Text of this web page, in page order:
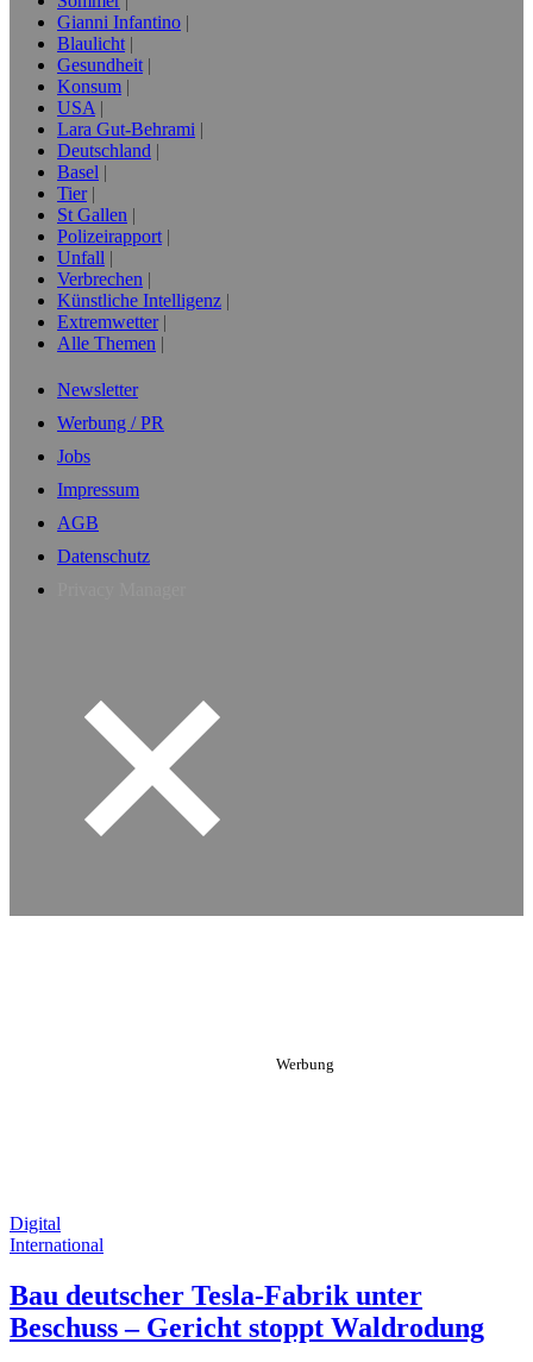
Gianni Infantino
Blaulicht
Gesundheit
Konsum
USA
Lara Gut-Behrami
Deutschland
Basel
Tier
St Gallen
Polizeirapport
Unfall
Verbrechen
Künstliche Intelligenz
Extremwetter
Alle Themen
Newsletter
Werbung / PR
Jobs
Impressum
AGB
Datenschutz
Digital
International
Bau deutscher Tesla-Fabrik unter
Beschuss – Gericht stoppt Waldrodung